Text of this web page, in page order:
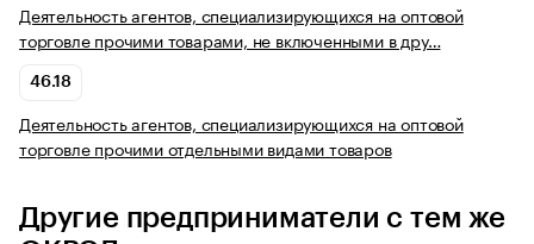
Деятельность агентов, специализирующихся на оптовой
торговле прочими товарами, не включенными в дру…
46.18
Деятельность агентов, специализирующихся на оптовой
торговле прочими отдельными видами товаров
Другие предприниматели с тем же